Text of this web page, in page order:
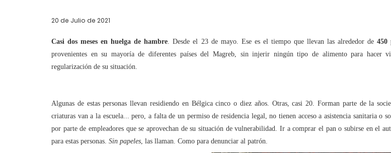
20 de Julio de 2021
Casi dos meses en huelga de hambre. Desde el 23 de mayo. Ese es el tiempo que llevan las alrededor de450
provenientes en su mayoría de diferentes países del Magreb, sin injerir ningún tipo de alimento para hacer
regularización de su situación.
Algunas de estas personas llevan residiendo en Bélgica cinco o diez años. Otras, casi 20. Forman parte de la
criaturas van a la escuela... pero, a falta de un permiso de residencia legal, no tienen acceso a asistencia sanitaria o
por parte de empleadores que se aprovechan de su situación de vulnerabilidad. Ir a comprar el pan o subirse en el
para estas personas. Sin papeles, las llaman. Como para denunciar al patrón.